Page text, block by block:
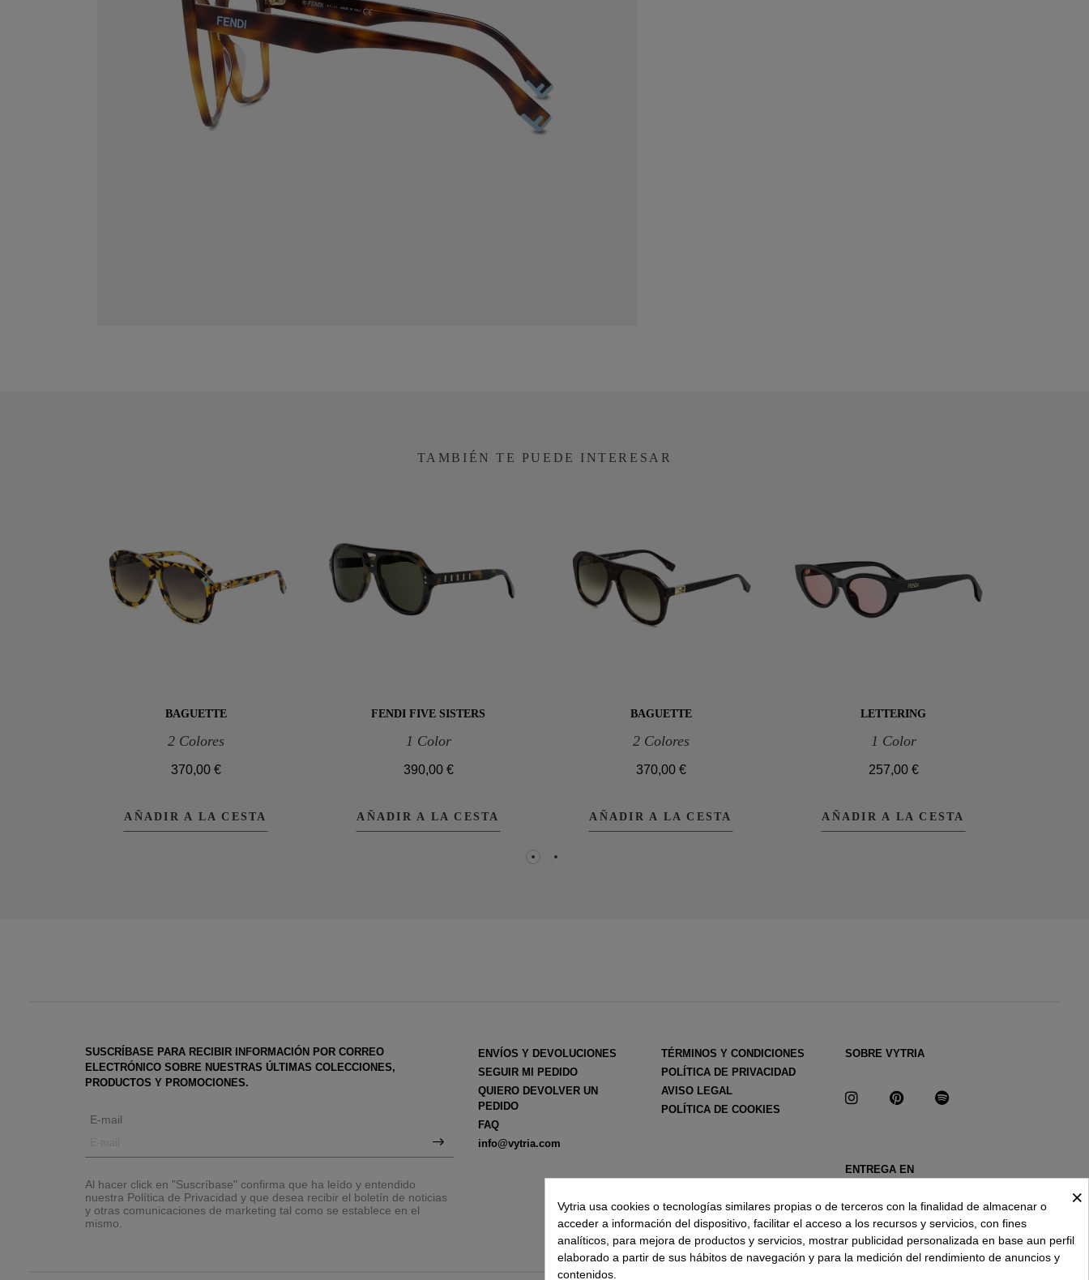
TAMBIÉN TE PUEDE INTERESAR
BAGUETTE
2 Colores
370,00 €
AÑADIR A LA CESTA
FENDI FIVE SISTERS
1 Color
390,00 €
AÑADIR A LA CESTA
BAGUETTE
2 Colores
370,00 €
AÑADIR A LA CESTA
LETTERING
1 Color
257,00 €
AÑADIR A LA CESTA
1 2
SUSCRÍBASE PARA RECIBIR INFORMACIÓN POR CORREO
ELECTRÓNICO SOBRE NUESTRAS ÚLTIMAS COLECCIONES,
PRODUCTOS Y PROMOCIONES.
E-mail
Al hacer click en "Suscríbase" confirma que ha leído y entendido
nuestra Política de Privacidad y que desea recibir el boletín de noticias
y otras comunicaciones de marketing tal como se establece en el
mismo.
ENVÍOS Y DEVOLUCIONES
SEGUIR MI PEDIDO
QUIERO DEVOLVER UN
PEDIDO
FAQ
info@vytria.com
TÉRMINOS Y CONDICIONES
POLÍTICA DE PRIVACIDAD
AVISO LEGAL
POLÍTICA DE COOKIES
SOBRE VYTRIA
ENTREGA EN
×
Vytria usa cookies o tecnologías similares propias o de terceros con la finalidad de almacenar o
acceder a información del dispositivo, facilitar el acceso a los recursos y servicios, con fines
analíticos, para mejora de productos y servicios, mostrar publicidad personalizada en base aun perfil
elaborado a partir de sus hábitos de navegación y para la medición del rendimiento de anuncios y
contenidos.